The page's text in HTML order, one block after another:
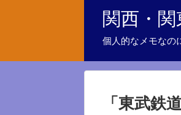
関西・
個人的なメモなの
「 東武鉄